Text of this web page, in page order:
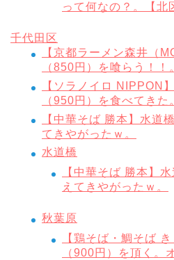
って何なの？。【北
千代田区
【京都ラーメン森井（
（850円）を喰らう！
【ソラノイロ NIPPON
（950円）を食べてき
【中華そば 勝本】水道
てきやがったｗ。
水道橋
【中華そば 勝本】
えてきやがったｗ。
秋葉原
【鶏そば・鯛そば
（900円）を頂く。